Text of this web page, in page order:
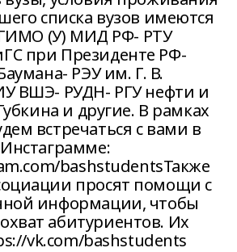
списка вузов имеются
(У) МИД РФ- РТУ
при Президенте РФ-
РЭУ им. Г. В.
ВШЭ- РУДН- РГУ нефти и
и другие. В рамках
встречаться с вами в
bashstudentsТакже
просят помощи с
информации, чтобы
абитуриентов. Их
vk.com/bashstudents